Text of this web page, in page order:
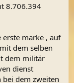
8.706.394
erste marke , auf
dem selben
dem militär
dienst
dem zweiten